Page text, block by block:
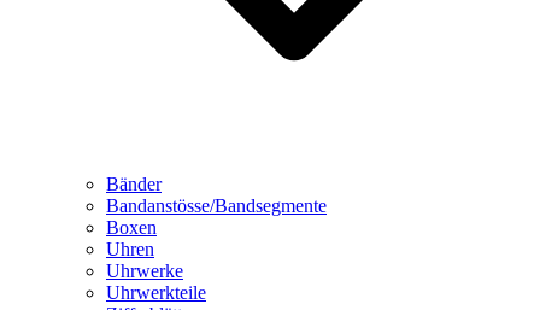
Bänder
Bandanstösse/Bandsegmente
Boxen
Uhren
Uhrwerke
Uhrwerkteile